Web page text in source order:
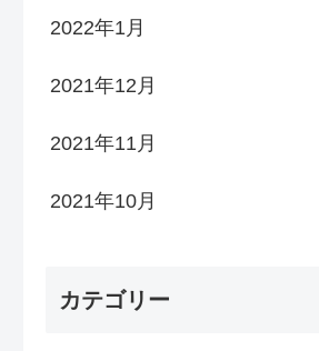
2022年1月
2021年12月
2021年11月
2021年10月
カテゴリー